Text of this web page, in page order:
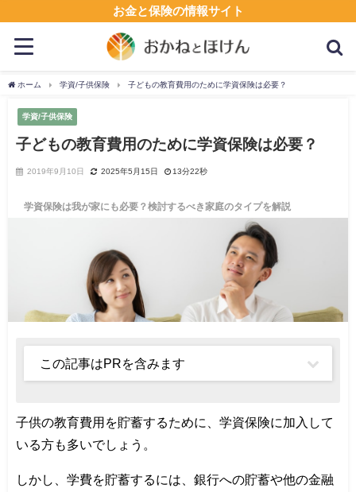
お金と保険の情報サイト
ホーム 学資/子供保険 子どもの教育費用のために学資保険は必要？
学資/子供保険
子どもの教育費用のために学資保険は必要？
2019年9月10日 2025年5月15日 13分22秒
学資保険は我が家にも必要？検討するべき家庭のタイプを解説
この記事はPRを含みます
子供の教育費用を貯蓄するために、学資保険に加入して
いる方も多いでしょう。
しかし、学費を貯蓄するには、銀行への貯蓄や他の金融